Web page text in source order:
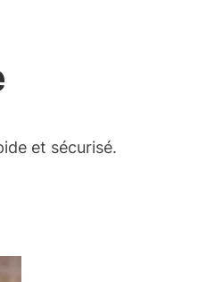
et sécurisé.